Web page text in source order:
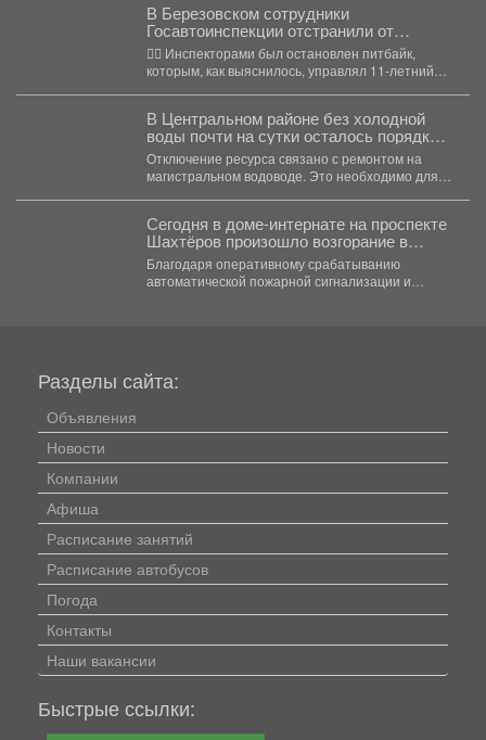
В Березовском сотрудники
Госавтоинспекции отстранили от
управления несовершеннолетнего
водителя питбайка
👮‍♂ Инспекторами был остановлен питбайк,
которым, как выяснилось, управлял 11-летний
В Центральном районе без холодной
воды почти на сутки осталось порядка
30 адресов.
Отключение ресурса связано с ремонтом на
магистральном водоводе. Это необходимо для
Сегодня в доме-интернате на проспекте
Шахтёров произошло возгорание в
одной из комнат.
Благодаря оперативному срабатыванию
автоматической пожарной сигнализации и
Разделы сайта:
Объявления
Новости
Компании
Афиша
Расписание занятий
Расписание автобусов
Погода
Контакты
Наши вакансии
Быстрые ссылки: